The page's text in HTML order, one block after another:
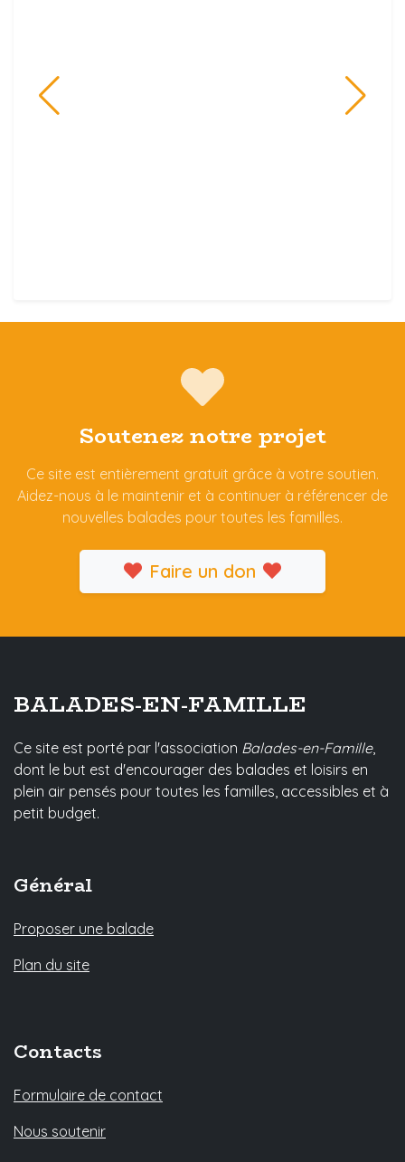
Soutenez notre projet
Ce site est entièrement gratuit grâce à votre soutien.
Aidez-nous à le maintenir et à continuer à référencer de
nouvelles balades pour toutes les familles.
Faire un don
BALADES-EN-FAMILLE
Ce site est porté par l'association Balades-en-Famille,
dont le but est d'encourager des balades et loisirs en
plein air pensés pour toutes les familles, accessibles et à
petit budget.
Général
Proposer une balade
Plan du site
Contacts
Formulaire de contact
Nous soutenir